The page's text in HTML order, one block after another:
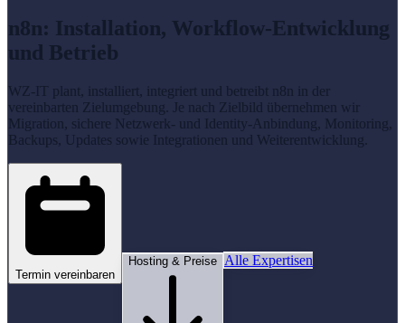
n8n: Installation, Workflow-Entwicklung
und Betrieb
WZ-IT plant, installiert, integriert und betreibt n8n in der
vereinbarten Zielumgebung. Je nach Zielbild übernehmen wir
Migration, sichere Netzwerk- und Identity-Anbindung, Monitoring,
Backups, Updates sowie Integrationen und Weiterentwicklung.
Termin vereinbaren
Hosting & Preise Alle Expertisen